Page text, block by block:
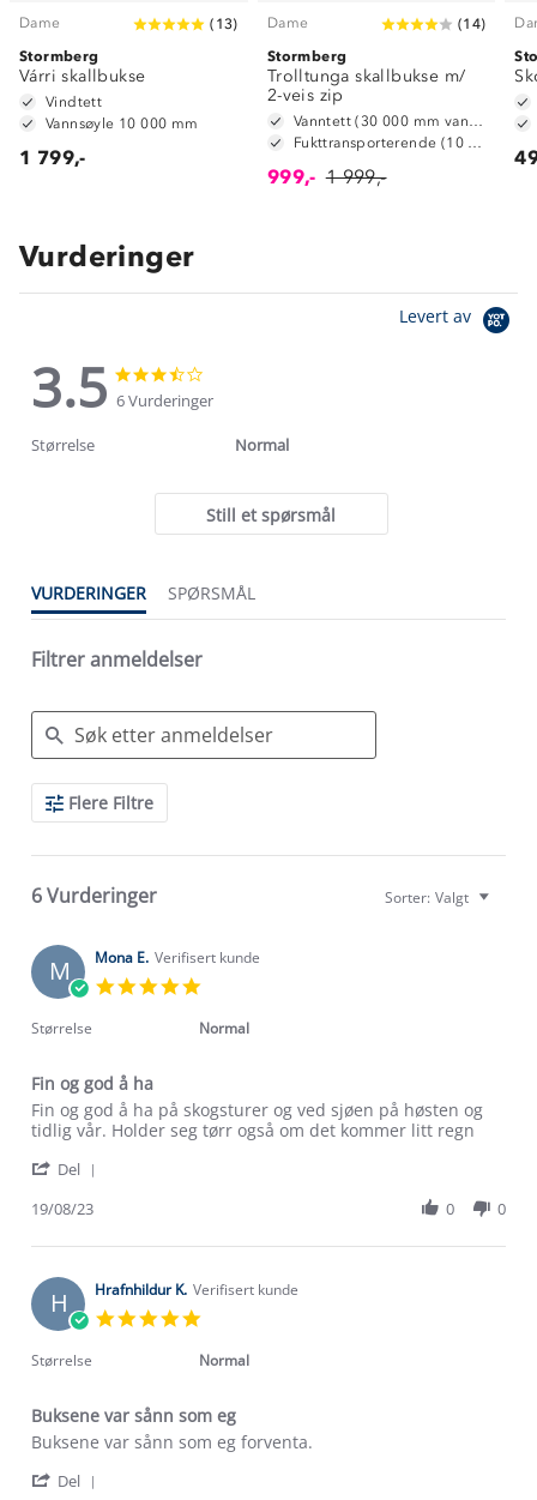
Dame ( 13)
Stormberg
Várri skallbukse
Vindtett
Vannsøyle 10 000 mm
1 799,-
Dame (14)
Stormberg
Trolltunga skallbukse m/
2-veis zip
999,- 1 999,-
Vurderinger
Levert av
3.5
3.5
star
rating
star
6 Vurderinger
Størrelse Normal
Still et spørsmål
VURDERINGER SPØRSMÅL
Filtrer anmeldelser
Search
ReviewsFlere Filtre
6 Vurderinger Sorter: Valgt
M Mona E. Verifisert kunde
rating
Størrelse Normal
Fin og god å ha
Review
by
E.
19
2023
review
stating
og
å
Fin og god å ha på skogsturer og ved sjøen på høsten og
tidlig vår. Holder seg tørr også om det kommer litt regn
Del
Mona
on
19
Aug
19/08/23 0 0
H Hrafnhildur K. Verifisert kunde
rating
Størrelse Normal
Buksene var sånn som eg
Review
Hrafnhildur
review
Buksene
Buksene var sånn som eg forventa.
Del